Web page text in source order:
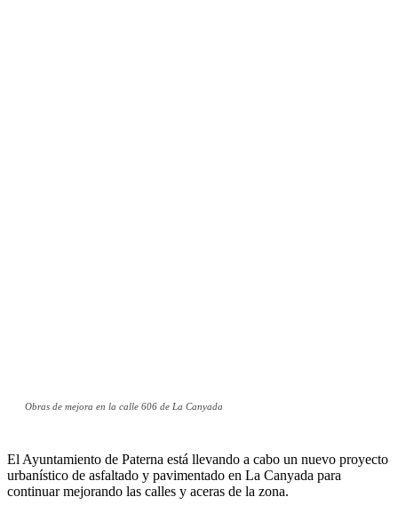
Obras de mejora en la calle 606 de La Canyada
El Ayuntamiento de Paterna está llevando a cabo un nuevo proyecto
urbanístico de asfaltado y pavimentado en La Canyada para
continuar mejorando las calles y aceras de la zona.